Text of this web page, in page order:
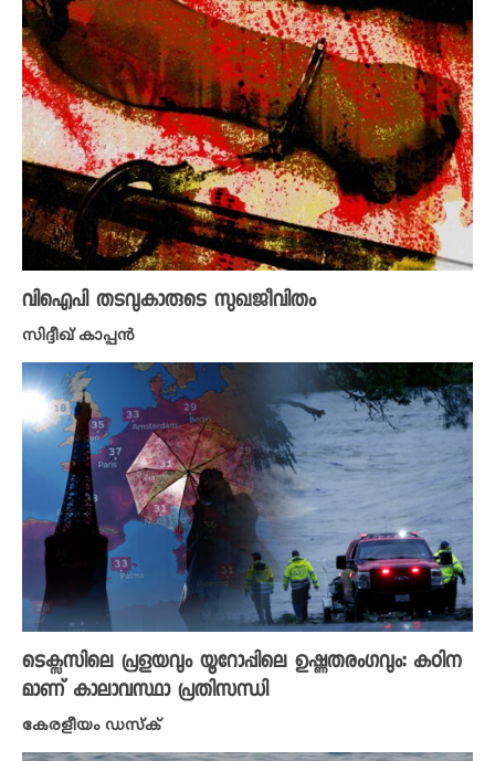
വിഐപി തടവുകാരുടെ സുഖജീവിതം
സിദ്ദീഖ് കാപ്പൻ
ടെക്സസിലെ പ്രളയവും യൂറോപ്പിലെ ഉഷ്ണതരംഗവും: കഠിന
മാണ് കാലാവസ്ഥാ പ്രതിസന്ധി
കേരളീയം ഡസ്ക്